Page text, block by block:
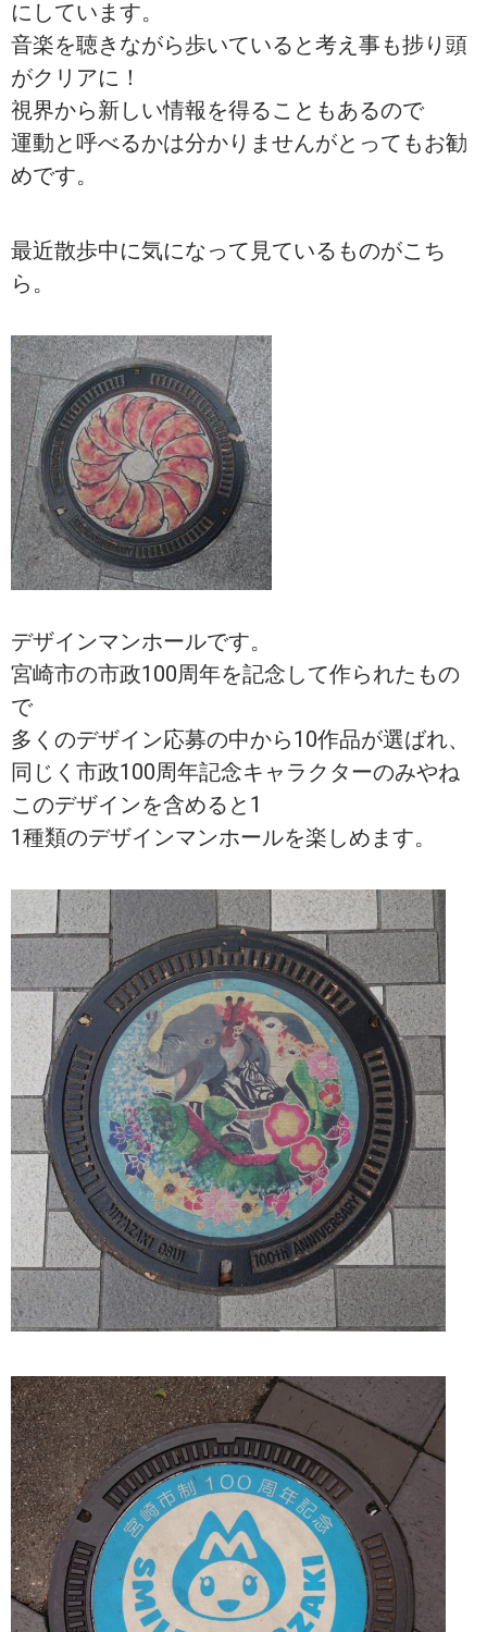
にしています。
音楽を聴きながら歩いていると考え事も捗り頭
がクリアに！
視界から新しい情報を得ることもあるので
運動と呼べるかは分かりませんがとってもお勧
めです。
最近散歩中に気になって見ているものがこち
ら。
デザインマンホールです。
宮崎市の市政100周年を記念して作られたもの
で
多くのデザイン応募の中から10作品が選ばれ、
同じく市政100周年記念キャラクターのみやね
このデザインを含めると1
1種類のデザインマンホールを楽しめます。